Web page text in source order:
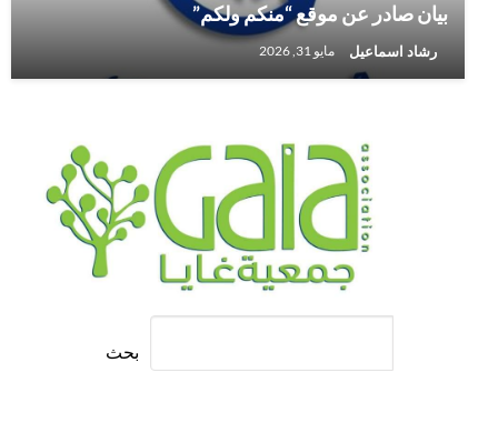
بيان صادر عن موقع “منكم ولكم”
رشاد اسماعيل مايو 31, 2026
بحث